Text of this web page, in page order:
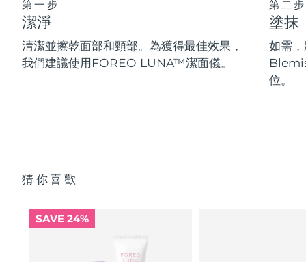
第一步
潔淨
清潔並擦乾面部和頸部。為獲得最佳效果，
我們建議使用FOREO LUNA™潔面儀。
第二步
塗抹
如需
位。
猜你喜歡
SAVE 24%